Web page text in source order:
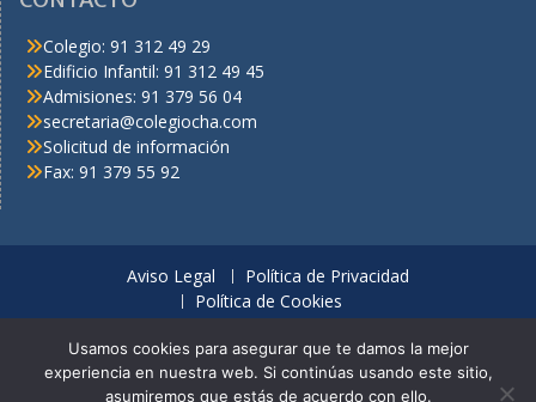
Colegio: 91 312 49 29
Edificio Infantil: 91 312 49 45
Admisiones: 91 379 56 04
secretaria@colegiocha.com
Solicitud de información
Fax: 91 379 55 92
Aviso Legal
Política de Privacidad
Política de Cookies
Looking for a thrilling online casino with a wide selection of slots,
Usamos cookies para asegurar que te damos la mejor
experiencia en nuestra web. Si continúas usando este sitio,
asumiremos que estás de acuerdo con ello.